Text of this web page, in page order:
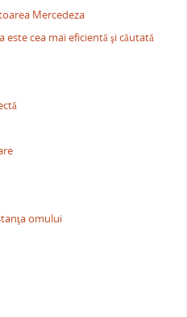
Mercedeza
este cea mai eficientă şi căutată
omului